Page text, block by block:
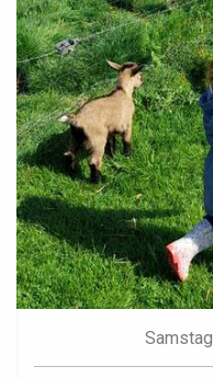
Samstag